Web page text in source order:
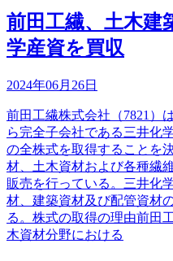
前田工繊、土木建
学産資を買収
2024年06月26日
前田工繊株式会社（7821）
ら完全子会社である三井化
の全株式を取得することを
材、土木資材および各種繊
販売を行っている。三井化
材、建築資材及び配管資材
る。株式の取得の理由前田
木資材分野における